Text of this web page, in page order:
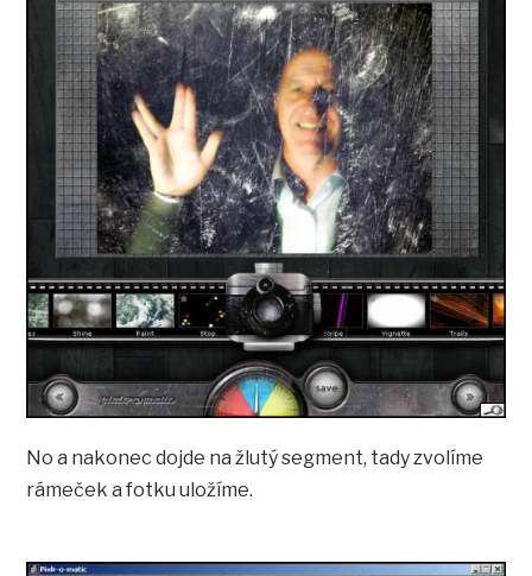
No a nakonec dojde na žlutý segment, tady zvolíme
rámeček a fotku uložíme.